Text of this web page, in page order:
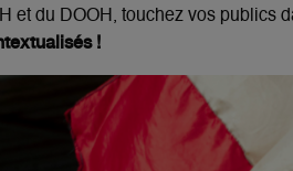
et du DOOH, touchez vos publics
!